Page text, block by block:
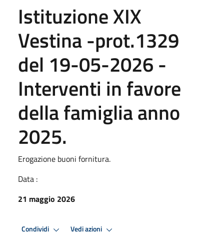
Istituzione XIX
Vestina -prot.1329
del 19-05-2026 -
Interventi in favore
della famiglia anno
2025.
Erogazione buoni fornitura.
Data :
21 maggio 2026
Condividi Vedi azioni